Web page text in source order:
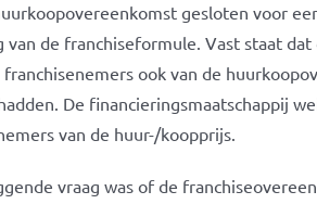
gesloten voor
van de franchiseformule. Vast staat
ook van de
De financieringsmaatschappij
van de huur-/koopprijs.
vraag was of de